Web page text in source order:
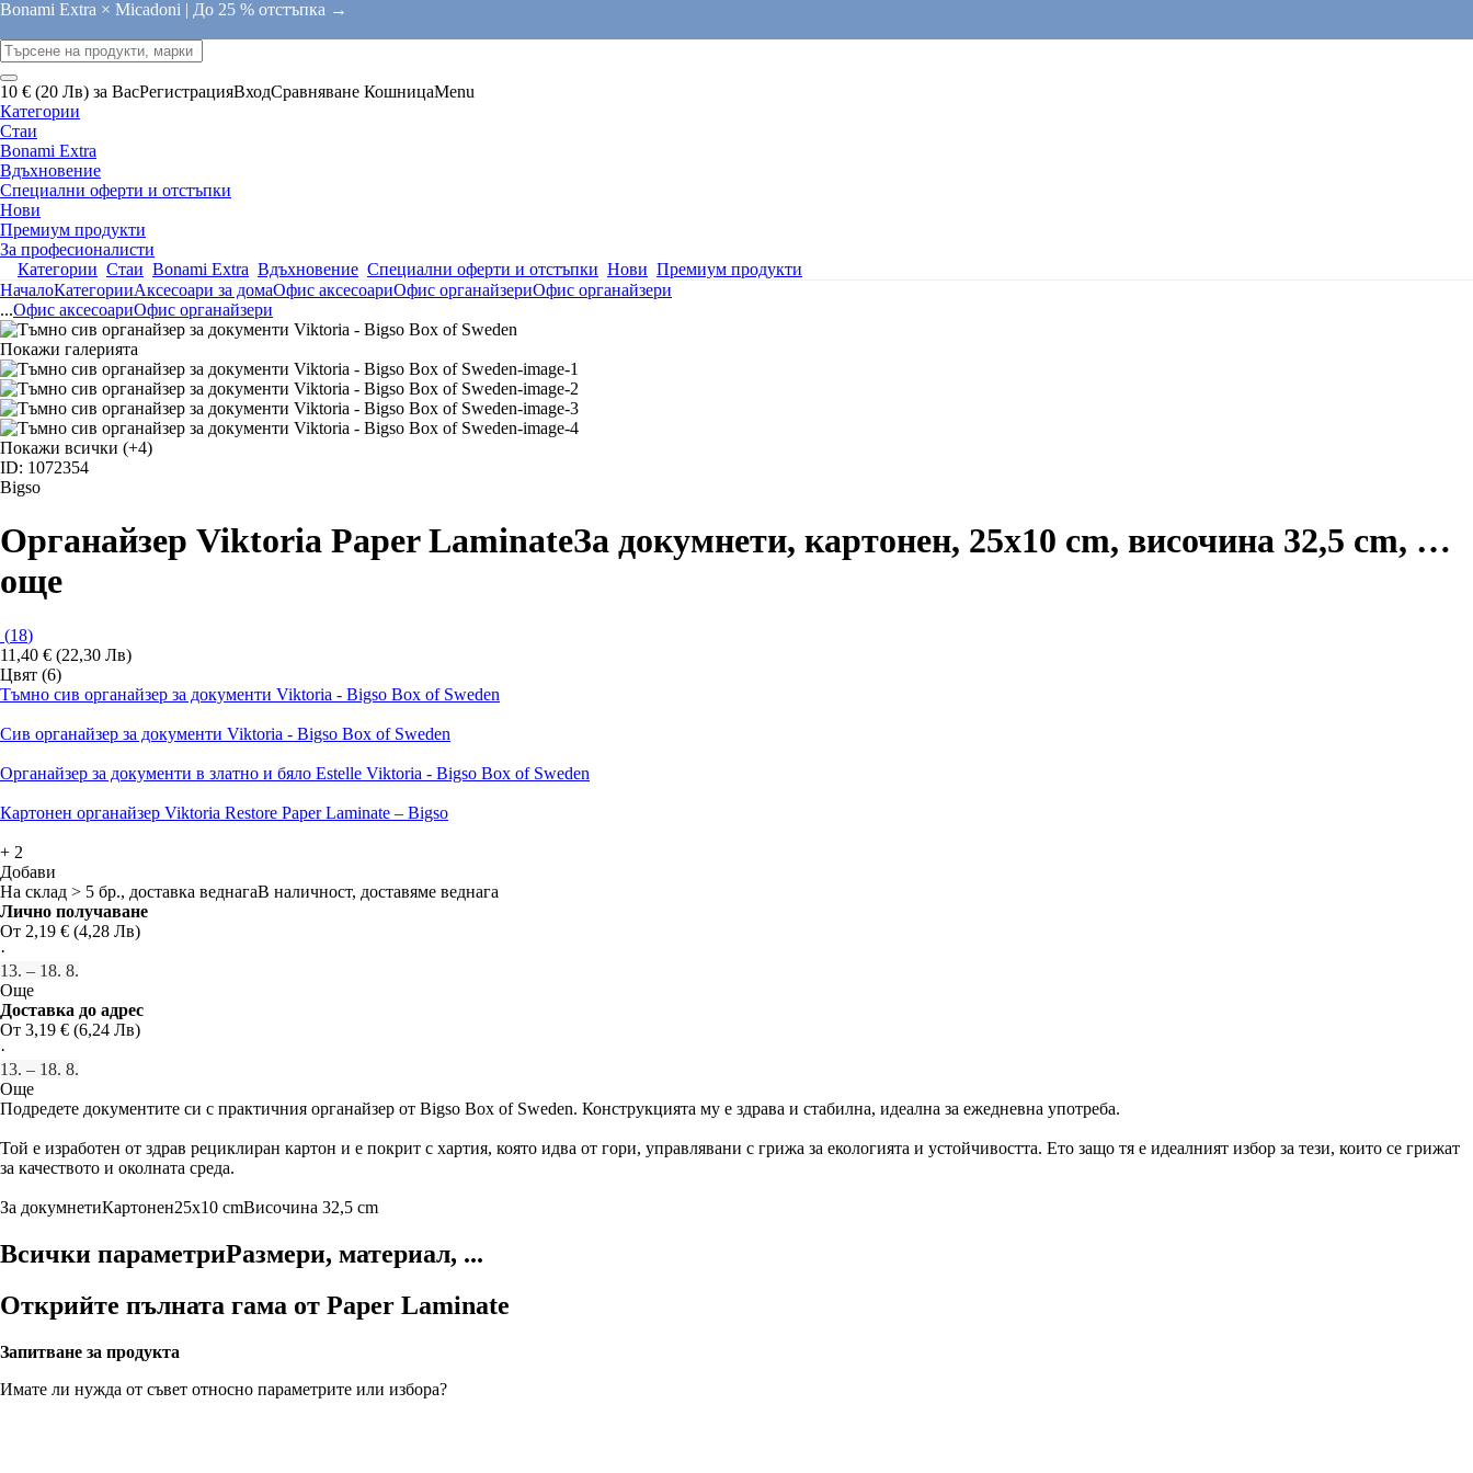
Bonami Extra × Micadoni | До 25 % отстъпка →
10 € (20 Лв) за ВасРегистрацияВходСравняване КошницаMenu
Категории
Стаи
Bonami Extra
Вдъхновение
Специални оферти и отстъпки
Нови
Премиум продукти
За професионалисти
Категории Стаи Bonami Extra Вдъхновение Специални оферти и отстъпки Нови Премиум продукти
НачалоКатегорииАксесоари за домаОфис аксесоариОфис органайзериОфис органайзери
...Офис аксесоариОфис органайзери
Покажи галерията
Покажи всички (+4)
ID: 1072354
Bigso
Органайзер Viktoria Paper LaminateЗа докумнети, картонен, 25x10 cm, височина 32,5 cm, …
още
(18)
11,40 € (22,30 Лв)
Цвят (6)
Тъмно сив органайзер за документи Viktoria - Bigso Box of Sweden
Сив органайзер за документи Viktoria - Bigso Box of Sweden
Органайзер за документи в златно и бяло Estelle Viktoria - Bigso Box of Sweden
Картонен органайзер Viktoria Restore Paper Laminate – Bigso
+ 2
Добави
На склад > 5 бр., доставка веднагаВ наличност, доставяме веднага
Лично получаване
От 2,19 € (4,28 Лв)
·
13. – 18. 8.
Още
Доставка до адрес
От 3,19 € (6,24 Лв)
·
13. – 18. 8.
Още
Подредете документите си с практичния органайзер от Bigso Box of Sweden. Конструкцията му е здрава и стабилна, идеална за ежедневна употреба.
Той е изработен от здрав рециклиран картон и е покрит с хартия, която идва от гори, управлявани с грижа за екологията и устойчивостта. Ето защо тя е идеалният избор за тези, които се грижат
за качеството и околната среда.
За докумнетиКартонен25x10 cmВисочина 32,5 cm
Всички параметриРазмери, материал, ...
Открийте пълната гама от Paper Laminate
Запитване за продукта
Имате ли нужда от съвет относно параметрите или избора?